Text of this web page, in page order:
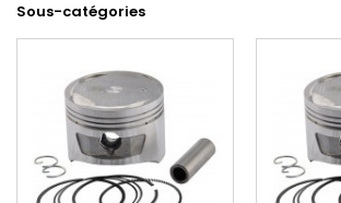
Sous-catégories